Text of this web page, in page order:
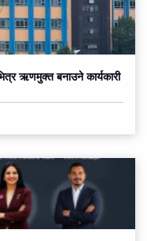
ऋणमुक्त बनाउने कार्यकारी